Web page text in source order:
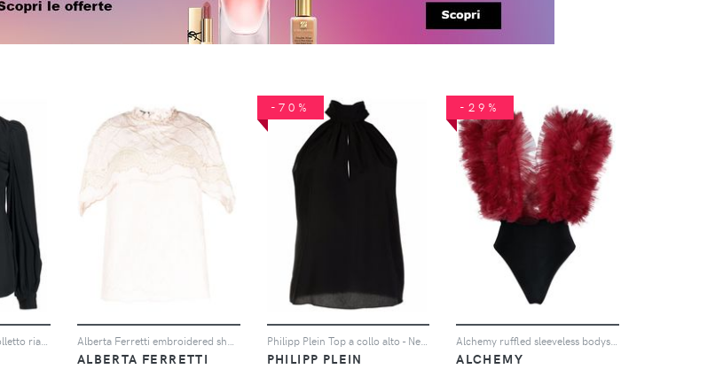
Wandering Blusa con colletto rialzato - Nero Alberta Ferretti embroidered short-sleeve blouse - Rosa
ALBERTA FERRETTI
-70%
Philipp Plein Top a collo alto - Nero
PHILIPP PLEIN
-29%
Alchemy ruffled sleeveless bodysuit - Rosso
ALCHEMY